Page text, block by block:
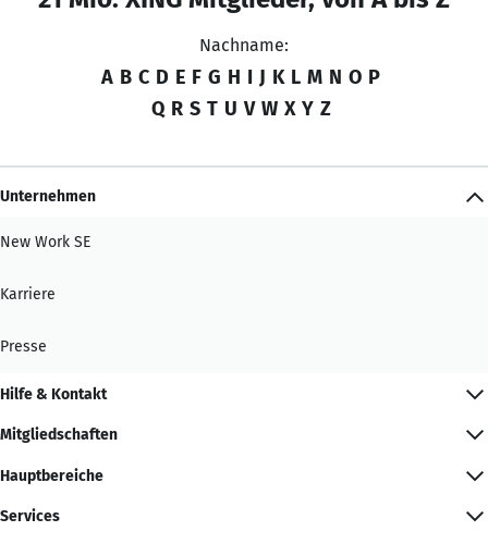
Nachname:
A B C D E F G H I J K L M N O P
Q R S T U V W X Y Z
Unternehmen
New Work SE
Karriere
Presse
Hilfe & Kontakt
Mitgliedschaften
Hauptbereiche
Services